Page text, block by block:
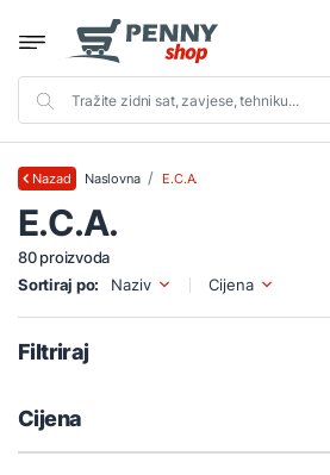
Nazad Naslovna E.C.A.
E.C.A.
80 proizvoda
Sortiraj po:
Naziv Cijena
Filtriraj
Cijena